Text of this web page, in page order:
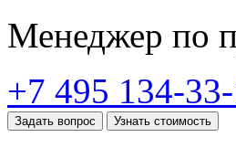
Менеджер по
+7 495 134-
Задать вопрос Узнать стоимость